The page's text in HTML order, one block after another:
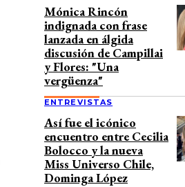
Mónica Rincón
indignada con frase
lanzada en álgida
discusión de Campillai
y Flores: "Una
vergüenza"
ENTREVISTAS
Así fue el icónico
encuentro entre Cecilia
Bolocco y la nueva
Miss Universo Chile,
Dominga López